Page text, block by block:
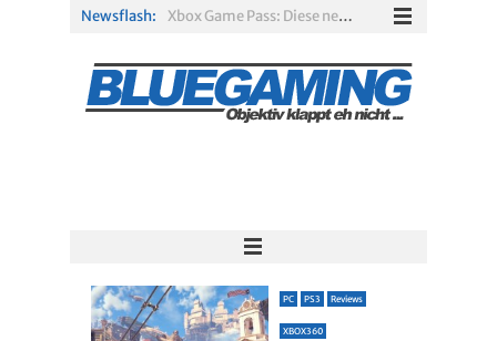
Newsflash:
Xbox Game Pass: Diese neuen Spiele erscheinen im August 2026
Gamescom 2026: Sony fehlt zum siebten Mal in Folge
PS5-Disc vor dem Aus: Warum der Fan-Protest gegen Sony ins Leere läuft
Solarpunk im Test: Entspannter Aufbau über den Wolken
PC PS3 Reviews
XBOX360